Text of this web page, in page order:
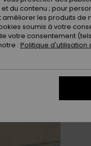
du contenu ; pour
les produits de
soumis à votre
votre consentement
: Politique d'utilisation